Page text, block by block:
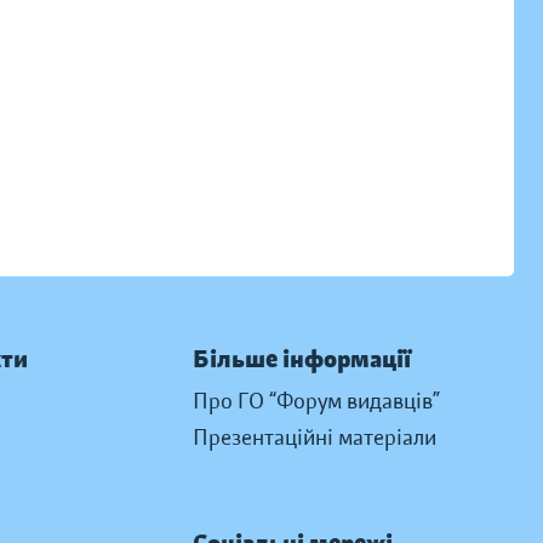
Більше інформації
Про ГО “Форум видавців”
Презентаційні матеріали